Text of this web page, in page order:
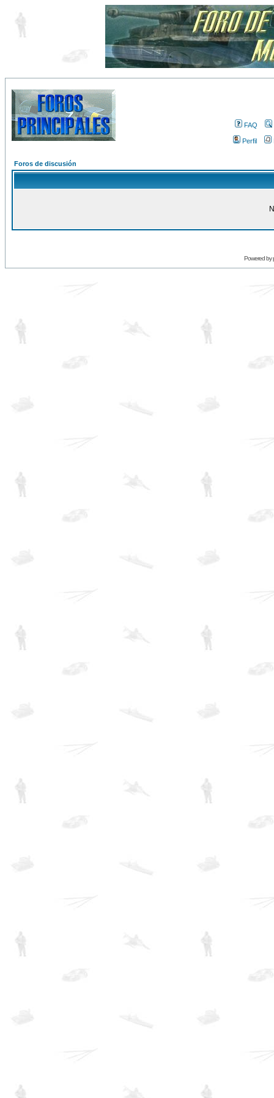
FAQ
Perfil
Foros de discusión
Powered by